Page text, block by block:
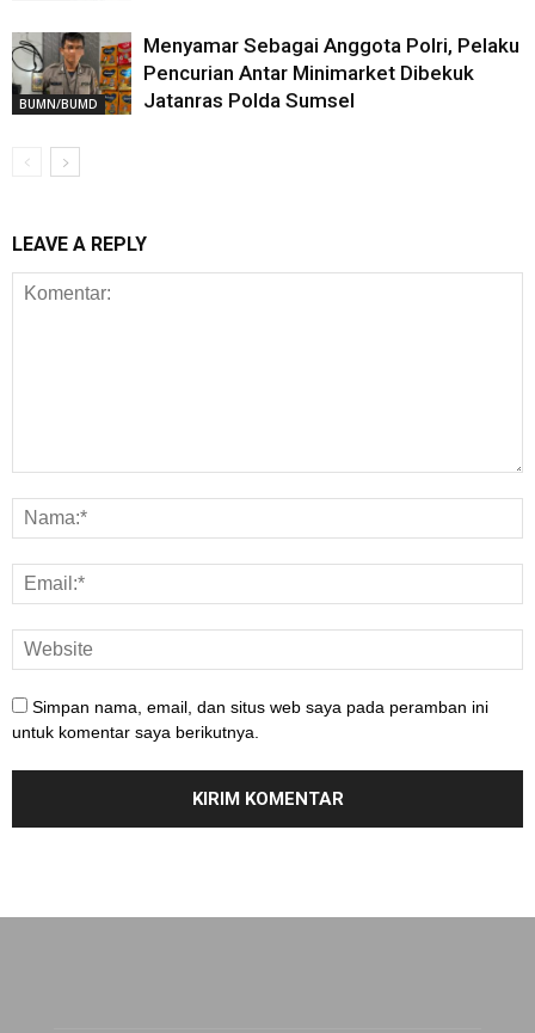
BUMN/BUMD
Menyamar Sebagai Anggota Polri, Pelaku
Pencurian Antar Minimarket Dibekuk
Jatanras Polda Sumsel
LEAVE A REPLY
Simpan nama, email, dan situs web saya pada peramban ini
untuk komentar saya berikutnya.